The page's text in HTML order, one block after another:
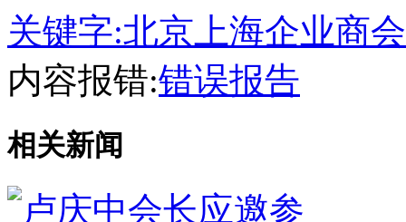
关键字:北京上海企业商会
内容报错:错误报告
相关新闻